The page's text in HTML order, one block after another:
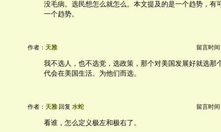
没毛病。选民想怎么就怎么。本文提及的是一个趋势，有
一个趋势。
作者： 天雅 留言时间
我不选人，也不选党，选政策，那个对美国发展好就选那
代会在美国生活。为他们而选。
作者： 天雅 回复 水蛇 留言时间
看谁，怎么定义极左和极右了。